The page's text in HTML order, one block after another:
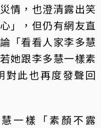
情，也澄清露出笑
」，但仍有網友直
「看看人家李多慧
她跟李多慧一樣素
對此也再度發聲回
一樣「素顏不露